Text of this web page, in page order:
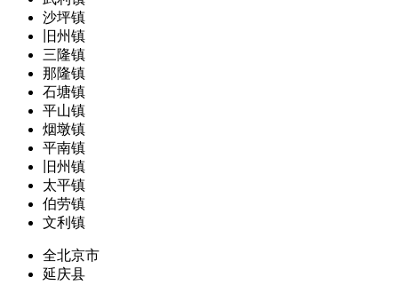
沙坪镇
旧州镇
三隆镇
那隆镇
石塘镇
平山镇
烟墩镇
平南镇
旧州镇
太平镇
伯劳镇
文利镇
全北京市
延庆县